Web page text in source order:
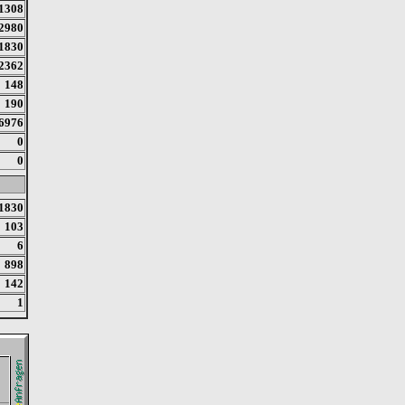
148
190
0
0
103
6
898
142
1